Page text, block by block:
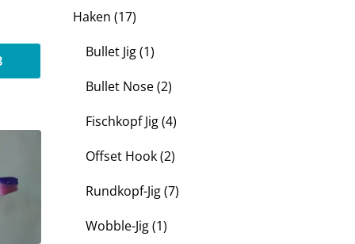
Haken 1717
Produkte
Bullet Jig 11
Produkt
Bullet Nose 22
Produkte
Fischkopf Jig 44
Produkte
Offset Hook 22
Produkte
Rundkopf-Jig 77
Produkte
Wobble-Jig 11
Produkt